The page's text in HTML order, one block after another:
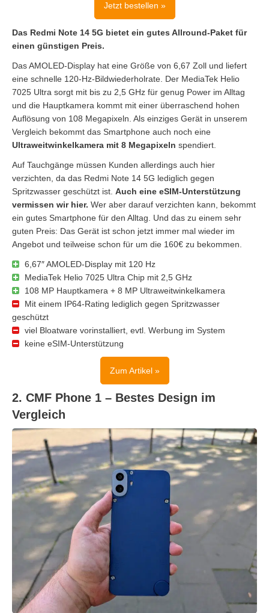
Jetzt bestellen »
Das Redmi Note 14 5G bietet ein gutes Allround-Paket für
einen günstigen Preis.
Das AMOLED-Display hat eine Größe von 6,67 Zoll und liefert
eine schnelle 120-Hz-Bildwiederholrate. Der MediaTek Helio
7025 Ultra sorgt mit bis zu 2,5 GHz für genug Power im Alltag
und die Hauptkamera kommt mit einer überraschend hohen
Auflösung von 108 Megapixeln. Als einziges Gerät in unserem
Vergleich bekommt das Smartphone auch noch eine
Ultraweitwinkelkamera mit 8 Megapixeln spendiert.
Auf Tauchgänge müssen Kunden allerdings auch hier
verzichten, da das Redmi Note 14 5G lediglich gegen
Spritzwasser geschützt ist. Auch eine eSIM-Unterstützung
vermissen wir hier. Wer aber darauf verzichten kann, bekommt
ein gutes Smartphone für den Alltag. Und das zu einem sehr
guten Preis: Das Gerät ist schon jetzt immer mal wieder im
Angebot und teilweise schon für um die 160€ zu bekommen.
6,67″ AMOLED-Display mit 120 Hz
MediaTek Helio 7025 Ultra Chip mit 2,5 GHz
108 MP Hauptkamera + 8 MP Ultraweitwinkelkamera
Mit einem IP64-Rating lediglich gegen Spritzwasser
geschützt
viel Bloatware vorinstalliert, evtl. Werbung im System
keine eSIM-Unterstützung
Zum Artikel »
2. CMF Phone 1 – Bestes Design im
Vergleich